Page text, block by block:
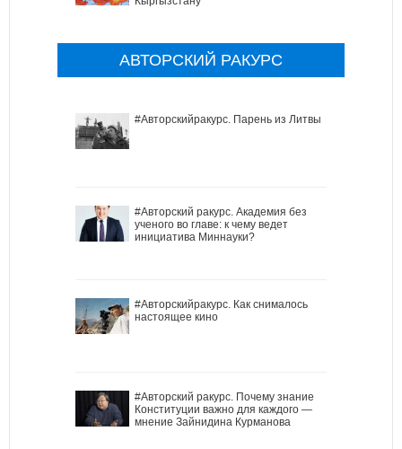
АВТОРСКИЙ РАКУРС
#Авторскийракурс. Парень из Литвы
#Авторский ракурс. Академия без
ученого во главе: к чему ведет
инициатива Миннауки?
#Авторскийракурс. Как снималось
настоящее кино
#Авторский ракурс. Почему знание
Конституции важно для каждого —
мнение Зайнидина Курманова